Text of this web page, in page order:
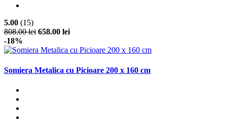
5.00 (15)
808.00 lei 658.00 lei
-18%
Somiera Metalica cu Picioare 200 x 160 cm